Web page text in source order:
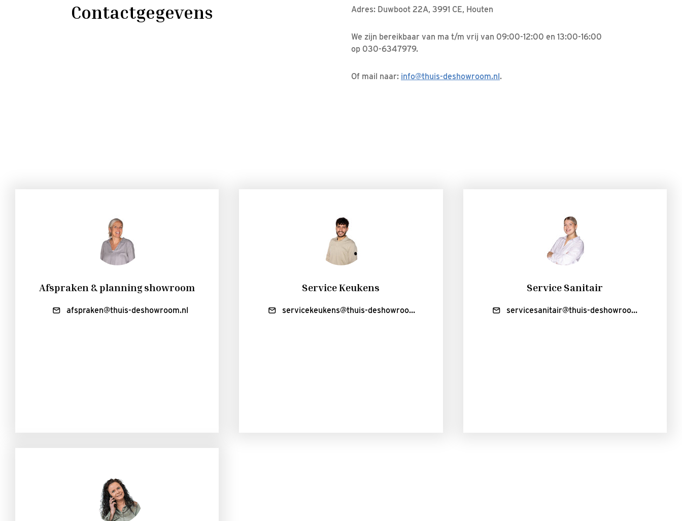
Contactgegevens Adres: Duwboot 22A, 3991 CE, Houten
We zijn bereikbaar van ma t/m vrij van 09:00-12:00 en 13:00-16:00
op 030-6347979.
Of mail naar: info@thuis-deshowroom.nl.
Afspraken & planning showroom
afspraken@thuis-deshowroom.nl
Service Keukens
servicekeukens@thuis-deshowroom.nl
Service Sanitair
servicesanitair@thuis-deshowroom.nl